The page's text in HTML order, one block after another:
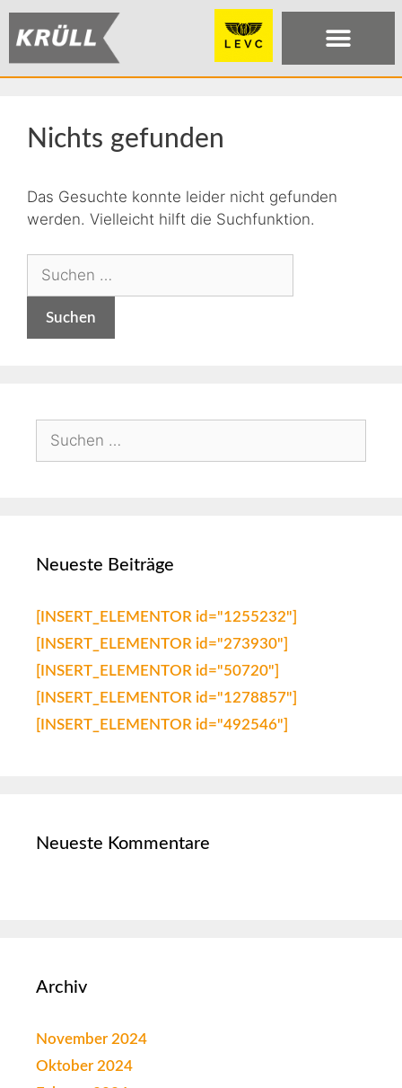
Nichts gefunden
Das Gesuchte konnte leider nicht gefunden
werden. Vielleicht hilft die Suchfunktion.
Neueste Beiträge
[INSERT_ELEMENTOR id="1255232"]
[INSERT_ELEMENTOR id="273930"]
[INSERT_ELEMENTOR id="50720"]
[INSERT_ELEMENTOR id="1278857"]
[INSERT_ELEMENTOR id="492546"]
Neueste Kommentare
Archiv
November 2024
Oktober 2024